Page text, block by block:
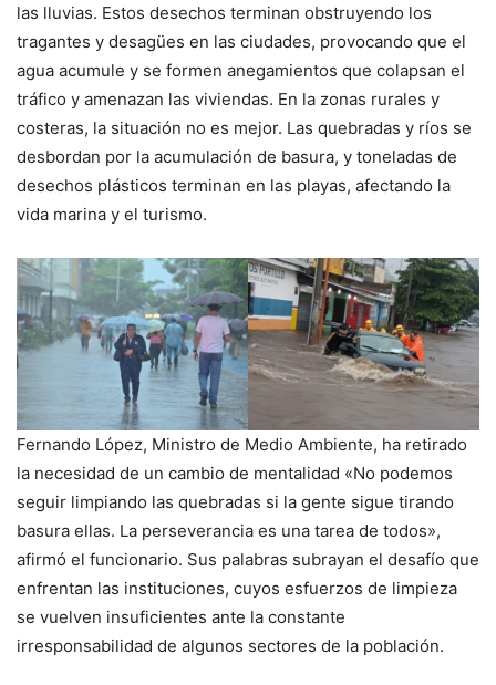
las lluvias. Estos desechos terminan obstruyendo los
tragantes y desagües en las ciudades, provocando que el
agua acumule y se formen anegamientos que colapsan el
tráfico y amenazan las viviendas. En la zonas rurales y
costeras, la situación no es mejor. Las quebradas y ríos se
desbordan por la acumulación de basura, y toneladas de
desechos plásticos terminan en las playas, afectando la
vida marina y el turismo.
Fernando López, Ministro de Medio Ambiente, ha retirado
la necesidad de un cambio de mentalidad «No podemos
seguir limpiando las quebradas si la gente sigue tirando
basura ellas. La perseverancia es una tarea de todos»,
afirmó el funcionario. Sus palabras subrayan el desafío que
enfrentan las instituciones, cuyos esfuerzos de limpieza
se vuelven insuficientes ante la constante
irresponsabilidad de algunos sectores de la población.